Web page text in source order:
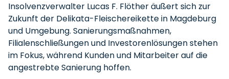
Insolvenzverwalter Lucas F. Flöther äußert sich zur
Zukunft der Delikata-Fleischereikette in Magdeburg
und Umgebung. Sanierungsmaßnahmen,
Filialenschließungen und Investorenlösungen stehen
im Fokus, während Kunden und Mitarbeiter auf die
angestrebte Sanierung hoffen.